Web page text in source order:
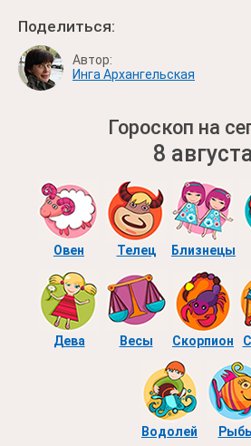
Поделиться:
Автор:
Инга Архангельская
Гороскоп на
8
Овен Телец Близнецы
Дева Весы Скорпион
Водолей